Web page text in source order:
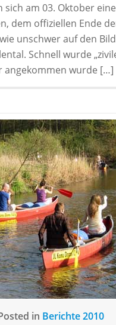
sich am 03. Oktober
dem offiziellen Ende
unschwer auf den
Schnell wurde
angekommen wurde […]
in Berichte 2010